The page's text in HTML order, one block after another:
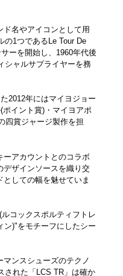
ド名やアイコンとして用
の1つであるLe Tour De
ーを開始し、1960年代後
シャルサプライヤーを務
2012年にはマイヨジョー
ポイント賞)・マイヨアポ
四賞ジャージ製作を担
アカウントとのコラボ
デザインソースを織り交
しての幅を魅せていま
コックスポルティフトレ
ン)"をモチーフにしたシー
ンスシューズのテクノ
された「LCS TR」は確か